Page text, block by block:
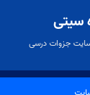
سیتی
جزوات درسی